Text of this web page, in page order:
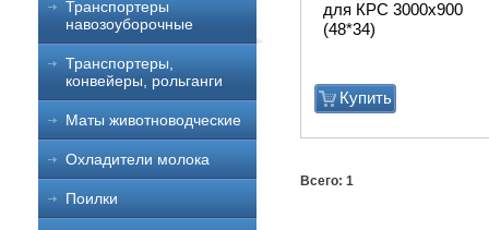
Транспортеры
навозоуборочные
Транспортеры,
конвейеры, рольганги
Маты животноводческие
Охладители молока
Поилки
для КРС 3000х900
(48*34)
Купить
Всего: 1